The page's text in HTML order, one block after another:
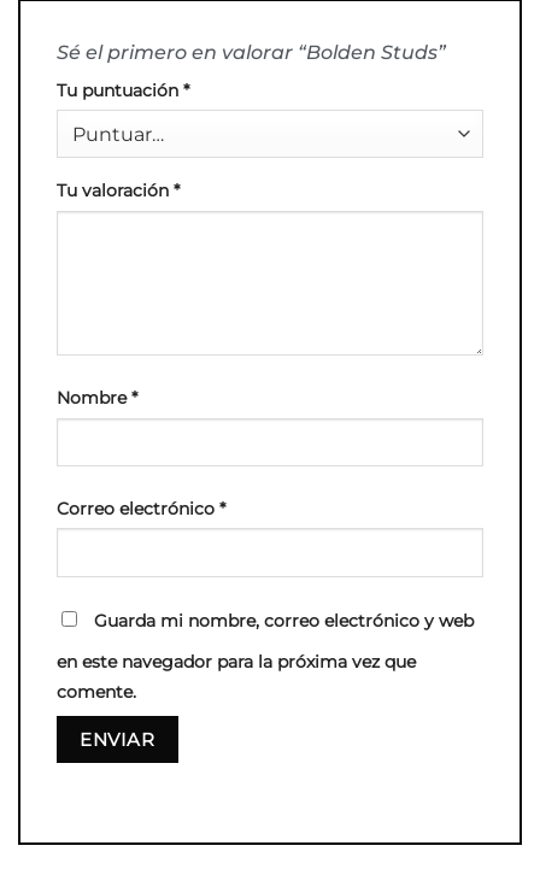
Sé el primero en valorar “Bolden Studs”
Tu puntuación *
Tu valoración *
Nombre*
Correo electrónico *
Guarda mi nombre, correo electrónico y web
en este navegador para la próxima vez que
comente.